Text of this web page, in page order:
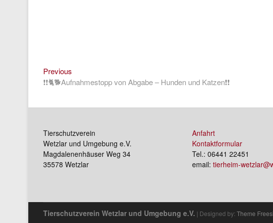
Beitragsnavigation
Previous
post:
❗❗🐈🐕Aufnahmestopp von Abgabe – Hunden und Katzen❗❗
Tierschutzverein
Wetzlar und Umgebung e.V.
Magdalenenhäuser Weg 34
35578 Wetzlar
Anfahrt
Kontaktformular
Tel.: 06441 22451
email: tierheim-
Tierschutzverein Wetzlar und Umgebung e.V. | Designed by: Theme